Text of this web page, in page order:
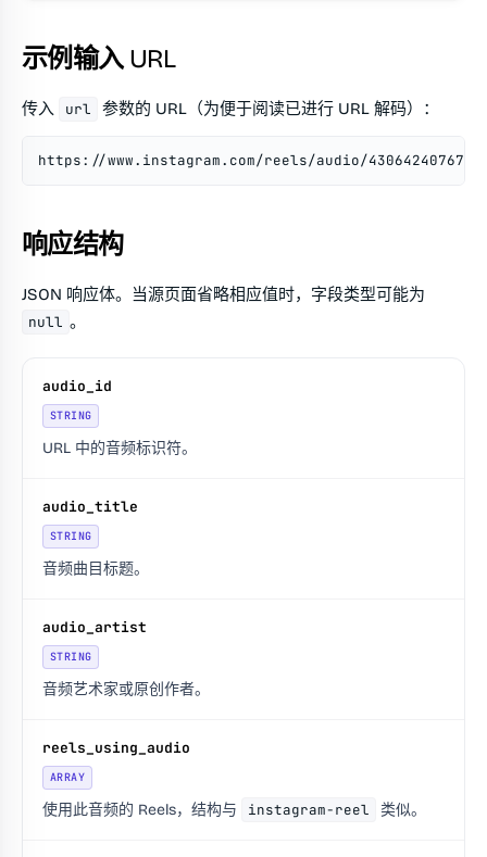
示例输入 URL
传入 url 参数的 URL（为便于阅读已进行 URL 解码）：
https://www.instagram.com/reels/audio/
响应结构
JSON 响应体。当源页面省略相应值时，字段类型可能为
null 。
audio_id
STRING
URL 中的音频标识符。
audio_title
STRING
音频曲目标题。
audio_artist
STRING
音频艺术家或原创作者。
reels_using_audio
ARRAY
使用此音频的 Reels，结构与 instagram-reel 类似。